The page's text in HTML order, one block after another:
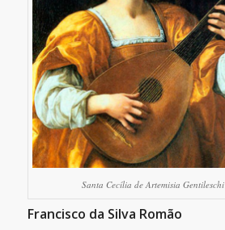
Santa Cecília de Artemisia Gentileschi
Francisco da Silva Romão